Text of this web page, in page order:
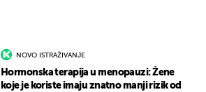
NOVO ISTRAŽIVANJE
Hormonska terapija u menopauzi: Žene
koje je koriste imaju znatno manji rizik od